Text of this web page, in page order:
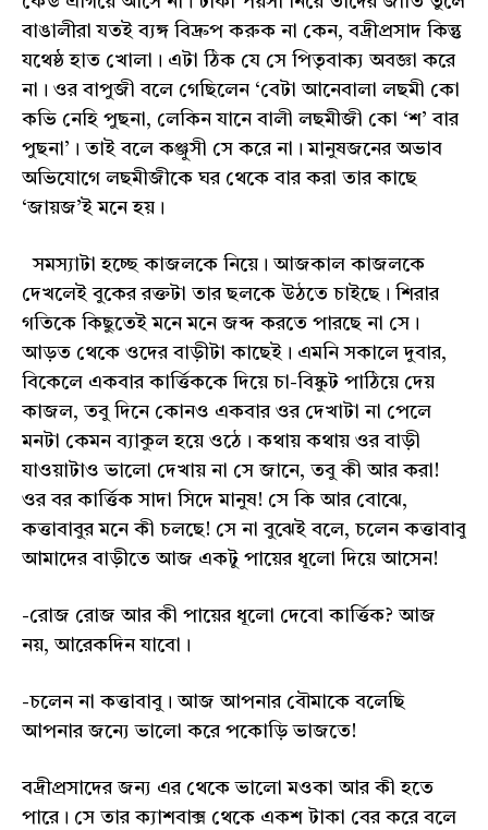
বাঙালীরা যতই ব্যঙ্গ বিদ্রুপ করুক না কেন, বদ্রীপ্রসাদ কিন্তু
যথেষ্ঠ হাত খোলা। এটা ঠিক যে সে পিতৃবাক্য অবজ্ঞা করে
না। ওর বাপুজী বলে গেছিলেন ‘বেটা আনেবালা লছমী কো
কভি নেহি পুছনা, লেকিন যানে বালী লছমীজী কো ‘শ’ বার
পুছনা’। তাই বলে কঞ্জুসী সে করে না। মানুষজনের অভাব
অভিযোগে লছমীজীকে ঘর থেকে বার করা তার কাছে
‘জায়জ’ই মনে হয়।
সমস্যাটা হচ্ছে কাজলকে নিয়ে। আজকাল কাজলকে
দেখলেই বুকের রক্তটা তার ছলকে উঠতে চাইছে। শিরার
গতিকে কিছুতেই মনে মনে জব্দ করতে পারছে না সে।
আড়ত থেকে ওদের বাড়ীটা কাছেই। এমনি সকালে দুবার,
বিকেলে একবার কার্ত্তিককে দিয়ে চা-বিষ্কুট পাঠিয়ে দেয়
কাজল, তবু দিনে কোনও একবার ওর দেখাটা না পেলে
মনটা কেমন ব্যাকুল হয়ে ওঠে। কথায় কথায় ওর বাড়ী
যাওয়াটাও ভালো দেখায় না সে জানে, তবু কী আর করা!
ওর বর কার্ত্তিক সাদা সিদে মানুষ! সে কি আর বোঝে,
কত্তাবাবুর মনে কী চলছে! সে না বুঝেই বলে, চলেন কত্তাবাবু
আমাদের বাড়ীতে আজ একটু পায়ের ধূলো দিয়ে আসেন!
-রোজ রোজ আর কী পায়ের ধূলো দেবো কার্ত্তিক? আজ
নয়, আরেকদিন যাবো।
-চলেন না কত্তাবাবু। আজ আপনার বৌমাকে বলেছি
আপনার জন্যে ভালো করে পকোড়ি ভাজতে!
বদ্রীপ্রসাদের জন্য এর থেকে ভালো মওকা আর কী হতে
পারে। সে তার ক্যাশবাক্স থেকে একশ টাকা বের করে বলে